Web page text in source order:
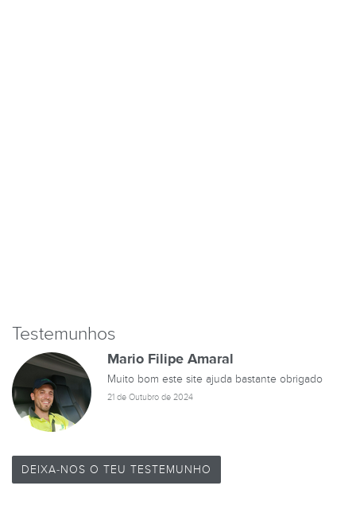
Testemunhos
Mario Filipe Amaral
Muito bom este site ajuda bastante obrigado
21 de Outubro de 2024
DEIXA-NOS O TEU TESTEMUNHO